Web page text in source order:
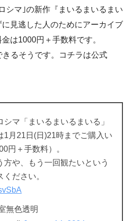
シマ｣の新作『まいるまいるまい
見逃した人のためにアーカイブ
は1000円＋手数料です。
るそうです。コチラは公式
マ「まいるまいるまいる」
1月21日(日)21時までご購入い
円＋手数料）。
方や、もう一回観たいという
ださい。
無色透明